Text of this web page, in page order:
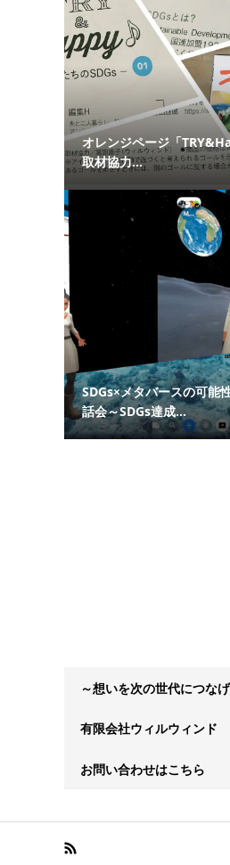
オレンジページ「
取材協力...
SDGs×メタバースの可能
話会～SDGs達成...
～想いを次の世代につな
有限会社ウィルウィンド
お問い合わせはこちら